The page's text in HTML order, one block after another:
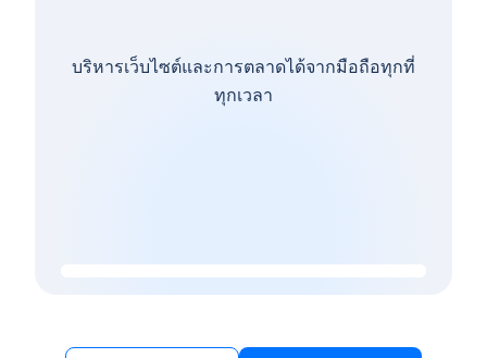
บริหารเว็บไซต์และการตลาดได้จากมือถือทุกที่
ทุกเวลา